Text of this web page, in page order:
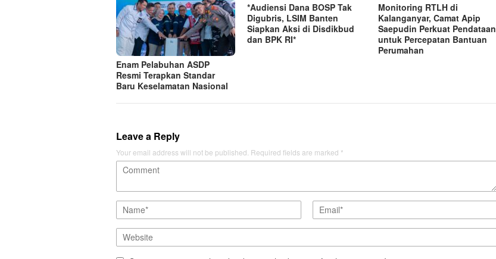
Enam Pelabuhan ASDP
Resmi Terapkan Standar
Baru Keselamatan Nasional
*Audiensi Dana BOSP Tak
Digubris, LSIM Banten
Siapkan Aksi di Disdikbud
dan BPK RI*
Monitoring RTLH di
Kalanganyar, Camat Apip
Saepudin Perkuat Pendataan
untuk Percepatan Bantuan
Perumahan
Leave a Reply
Your email address will not be published. Required fields are marked *